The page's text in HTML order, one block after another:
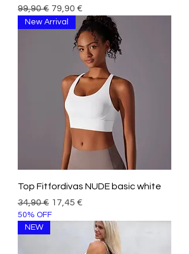
Prezzo regolare
99,90 € Prezzo scontato
79,90 €
New Arrival
Top Fitfordivas NUDE basic white
Prezzo regolare
34,90 € Prezzo scontato
17,45 €
50% OFF
NEW